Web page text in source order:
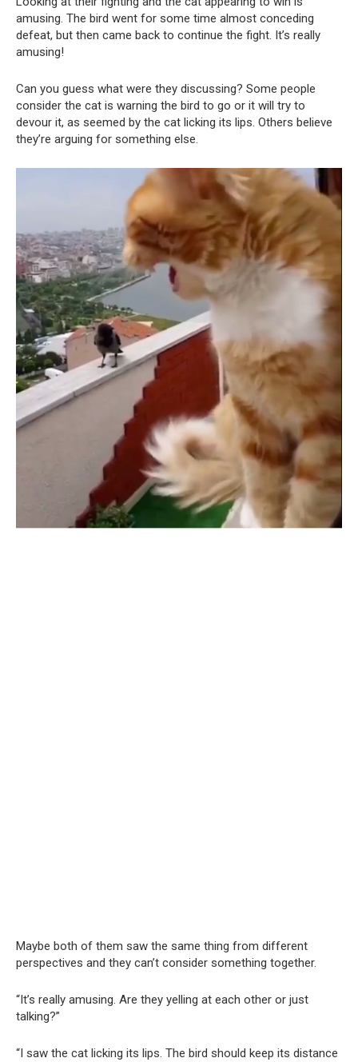
amusing. The bird went for some time almost conceding
defeat, but then came back to continue the fight. It’s really
amusing!
Can you guess what were they discussing? Some people
consider the cat is warning the bird to go or it will try to
devour it, as seemed by the cat licking its lips. Others believe
they’re arguing for something else.
Maybe both of them saw the same thing from different
perspectives and they can’t consider something together.
“It’s really amusing. Are they yelling at each other or just
talking?”
“I saw the cat licking its lips. The bird should keep its distance